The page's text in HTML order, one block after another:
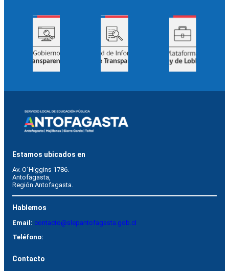
Estamos ubicados en
Av. O´Higgins 1786.
Antofagasta,
Región Antofagasta.
Hablemos
Email: contacto@slepantofagasta.gob.cl
Teléfono:
Contacto